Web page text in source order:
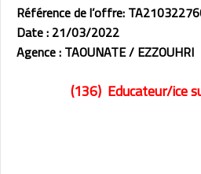
Référence de l’offre:
Date : 21/03/2022
Agence : TAOUNATE / EZZOUHRI
(136) Educateur/ice